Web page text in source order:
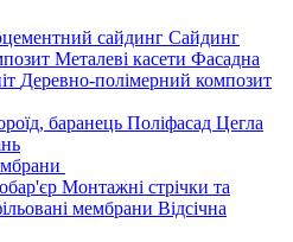
сайдинг Сайдинг
Металеві касети Фасадна
Деревно-полімерний композит
баранець Поліфасад Цегла
Монтажні стрічки та
мембрани Відсічна